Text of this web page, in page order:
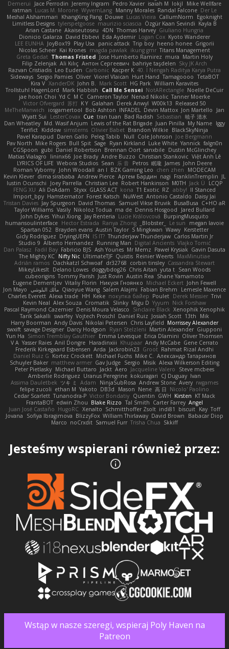
Demerui
Jace Perrodin Jeremy Ingram Pedro Xavier isaiah M lokjl
Mike Wellfare
ratman Lucas M. Morone WyvernLang Manny Morales Randal Falcone Der Le
Meshal Alshammari
KhangXing Pang Douwe Lucas Vieira CallumNorm
Egoknight
Limitless Designs tylerspetgoose maurizio sciascia Özgür Kaan Sevindi Kayla B
Arian Castane Akaiseutoseu 4DN Thomas Harvey Giuliano Hungria
Dionicio Galarza David Ebbevi Eda Aydemir Logan Cox Kyoto Wanderer
LEE EUNHA JoyBox19 Play Usa panic attack Trip boy heeno honee Grigorii
Nicolas Scheer Kai Krones magda pawlak ikung gmr Titans Management
Greta Gedat Thomas Fristed Jose Humberto Ramirez mura Martin Holy
Filip Zelenjak Ali Kılıç Антон Сергеевич bahriye taşdelen Sky JK Arch
Razvan Cristiadis Leo Euden Carbonic Kacper K 40. I Nengah Raditya Karya Putra
Sideways Sergio Pamies Oliver Viorel Vlaican Hurt Hand Tamagoooo TetaBOT
Kira V XanderDK John B. Mark Scott HG Park William Karavites
Trollstuhl HagenLord Mark Habbish Call Me Sensei NotARectangle Noelle DeCuir
jae hoon Choi Yd C M C Cameron Taylor Nenad Nikolic Tanner Moerke
Victor Ofvergard 苏打 K Y Galahan Derek Anwyl W00k13 Released 50
MeTheManwich
iosgamertool Bob Ashton INFADEL Devin Mattox Jon Martello
Jan
Wyatt Sui
LesterCovax Cue tran tuan Bad Radish Sebastian 暁子 清水
Dan Wheatley Md. Wasif Anjum Lewis of the Rat Brigade Juan Pinilla My Name Iggy
Terifict Kiddow simsterns Olivier Babet Brandon Wilkie BlackSkyNinja
Pavel Karapud Daren Gallo Peleg Tabib Null Cole Johnson Joe Bergmann
Pav North Mike Rogers Bull Spit Sage Ryan Kirkland Luke White Yannick falgn0n
CGSpoon gubi Daniel Robertson Brennan Oort sanxbile Dustin McGlinchey
Matias Vialagro
lininx66 Joe Brady Andre Buzzo Christian Stankovic Việt Anh Lê
LYRICS OF LIFE Webora Studios Sean 乐 音 Petros 眠瓏 James John Deere
Roman Vyborny John Woodall an l BZK Gaming Leo chen zhen
MODECAM
Kevin Klever dima sirababa Andrew Pierce Артем Бардин nagi FranklinTremplin JL
Iustin Ocunschi
Joey Parrella Christian Lee Robert Hankinson M0TH Jack Ü
LCQP
FENG XU Ali DeAdam Styxx GLASS ACT kona T1 Exotic RZ abby! ll Stanced
Import_bpy Hamsternator Forest Katsch NuWest Antonio Castaldo Daisy Jai
Tristan Davies Jay Spurgeon David Thomas Samuel Vikse Bruvik BusaBusa C+HO aR
Taylor Williams Vasily Nikoloz Todua ma de Dennis Hosgood
Jared Bullard
John Dykes Yihui Xiong Jay Renteria Lucie Královcová BurpingMusquito
humansoulinterface Hector Estrada Ranya Zhong _Blobster_ Le sun
megan lavoie
Spartan 052 Brayden evans Austin Taylor S Mingkwan Wawy Kerstetter
Gicly Rodríguez DryingUEFN IS IT? Thunderjaw Thunderjaw Carlos Martin Jr
Studio 9 Alberto Hernandez Running Man Digital Ancients Vlajko Tomić
Dan Palasz Fadil Bay Fabricio BJS Ash Younes Mr Memz Paweł Krysiak Gavin Dasuta
The Mighty KC Nifty Nic UltimateTJF Quistis Reinier Weerts MaxMinutiae
Adrián ramos Oachkatzl Schwoaf dr32768 corbin tinsley Cassandra Stewart
MikeyLikesIt Delano Lowes doggybdog26 Chris Aitan yuta t Sean Woods
cubeorigins Tommy Parish Just Rovin Austin Rea Shane Yamamoto
Eugene Dementjev Vitaliy Florin Никуся Гноянко Michael Eckert John Fewell
Jon Mayo مالك البلوشي Qiaoyue Wang Salem Alajmi Fabian Brehm
Lemesle Maxence
Charles Everett Alexa trade HH Keke покупка байер Poulet Derek Messier Trivi
Kevin Neal Alex Souza Cromatik Slinky Migu D Yyyum Nick Forshaw
Pascal Raymond Cazemier Denis Moura Velasco Sinclaire Black Xenophik Xenophik
Tarik Sakalli swarfey Vojtech Proschl Daniel Ruiz Josiah Scott 13th
Mik
Harry Boorman Andy Davis Nikolai Petersen Chris Layfield Morrissey Alexander
swxift savage Designer Darcy Hodgson Ryan Stelzleni Martin Alexander Giupponi
Yun Ha Simon Tremblay Gauthier Emma Levesque Erica Dlamini Oliver Thomsen
V A Yasser Raies Anil Dongre Haradinxiii Khupaar Andy McCabe Gene Cerrato
Frederik Kirkegaard Esbensen Arda Jackrobin23 Groot Rahmat Rizal Andhi
Daniel Ruiz G Kortez Crockett Michael Fuchs Mike C. Александр Татаринов
Schuyler Baker matthew armer Gav Judge Sergio Misik Alexa Wilkerson Editing
Peter Pietlasky Michael Buttaro Jackt Aero Jacqueline Valero
Steve mcbees
Amberlie Rodriguez Uranus Peregrine kokuragari CJ Duguay Ivan
Assima Dauletbek ツキ ミ Adam NinjaSubRosa Andrew Stone Avery rwgames
felipe zucoli ethan M Yakoto DB3d Mason Nene 高 日 Nicolo' Paolino
Cedar Scarlett Tunanodra-P Victor Bondatiy Quentin GWH Kirsten KT Mack
FrantaBOT edwin Zhou Blake Rizzo Tal Smith Carter Farrey Angel
Juan José Castaño HugoRC Xenalto Schmitthoffer Zsolt indi81 biscuit Kay Toff
Jovana
Sofiya Ibragimova BlizzyFox William Thirlaway David Brown
Babacar Diop
Marco noCrxdit Samuel Furr Trisha Chua Skkiff
Jesteśmy wspierani również przez:
Wstąp w nasze szeregi, wspieraj Poly Haven na
Patreon